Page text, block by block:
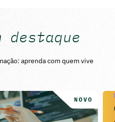
aprenda com quem vive